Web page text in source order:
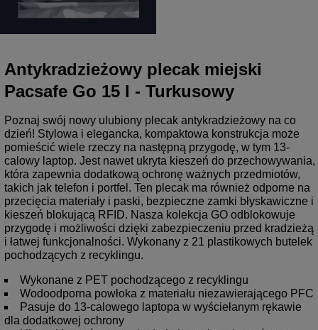
Antykradzieżowy plecak miejski
Pacsafe Go 15 l - Turkusowy
Poznaj swój nowy ulubiony plecak antykradzieżowy na co
dzień! Stylowa i elegancka, kompaktowa konstrukcja może
pomieścić wiele rzeczy na następną przygodę, w tym 13-
calowy laptop. Jest nawet ukryta kieszeń do przechowywania,
która zapewnia dodatkową ochronę ważnych przedmiotów,
takich jak telefon i portfel. Ten plecak ma również odporne na
przecięcia materiały i paski, bezpieczne zamki błyskawiczne i
kieszeń blokującą RFID. Nasza kolekcja GO odblokowuje
przygodę i możliwości dzięki zabezpieczeniu przed kradzieżą
i łatwej funkcjonalności. Wykonany z 21 plastikowych butelek
pochodzących z recyklingu.
Wykonane z PET pochodzącego z recyklingu
Wodoodporna powłoka z materiału niezawierającego PFC
Pasuje do 13-calowego laptopa w wyściełanym rękawie
dla dodatkowej ochrony